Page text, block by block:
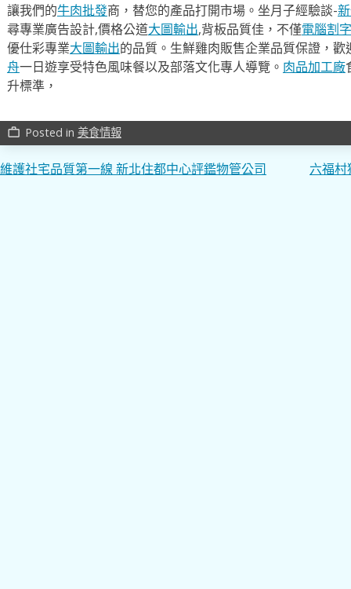
讓我們的牛肉批發商，替您的產品打開市場。坐月子經驗談-
尋專業廣告設計,價格公道大圖輸出,背板品質佳，不僅電腦割字
優仕彩專業大圖輸出的品質。生鮮雞肉販售企業品質保證，歡
舟一日遊享受特色風味餐以及部落文化專人導覽。 肉品加工廠
升標準，
work_outline Posted in 美食情報
文
維護社宅品質第一線 新北住都中心評鑑物管公司 六福